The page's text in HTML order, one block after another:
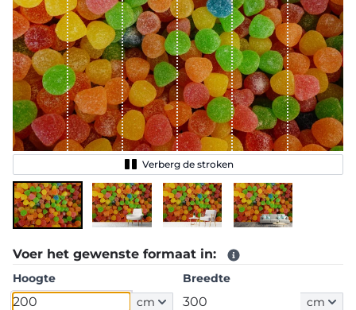
Verberg de stroken
Voer het gewenste formaat in:
Hoogte
cm
Breedte
cm